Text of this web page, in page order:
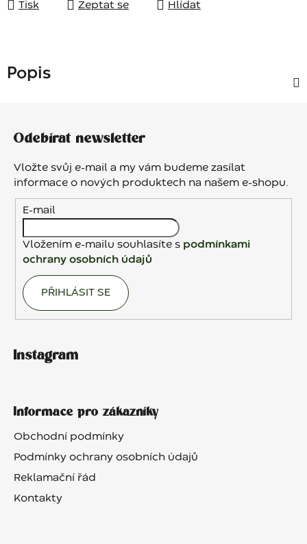
Tisk Zeptat se Hlídat
Popis
Odebírat newsletter
Vložte svůj e-mail a my vám budeme zasílat
informace o nových produktech na našem e-shopu.
E-mail
Vložením e-mailu souhlasíte s podmínkami
ochrany osobních údajů
PŘIHLÁSIT SE
Instagram
Informace pro zákazníky
Obchodní podmínky
Podmínky ochrany osobních údajů
Reklamační řád
Kontakty